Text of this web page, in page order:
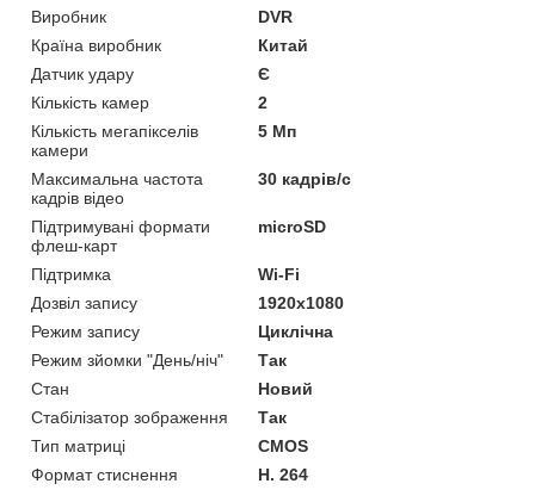
Виробник
DVR
Країна виробник
Китай
Датчик удару
Є
Кількість камер
2
Кількість мегапікселів
камери
5 Мп
Максимальна частота
кадрів відео
30 кадрів/с
Підтримувані формати
флеш-карт
microSD
Підтримка
Wi-Fi
Дозвіл запису
1920х1080
Режим запису
Циклічна
Режим зйомки "День/ніч"
Так
Стан
Новий
Стабілізатор зображення
Так
Тип матриці
CMOS
Формат стиснення
H. 264